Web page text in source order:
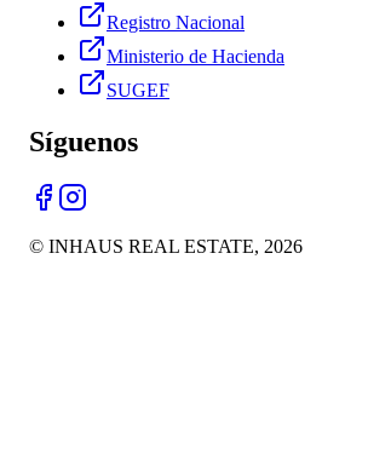
Registro Nacional
Ministerio de Hacienda
SUGEF
Síguenos
© INHAUS REAL ESTATE, 2026